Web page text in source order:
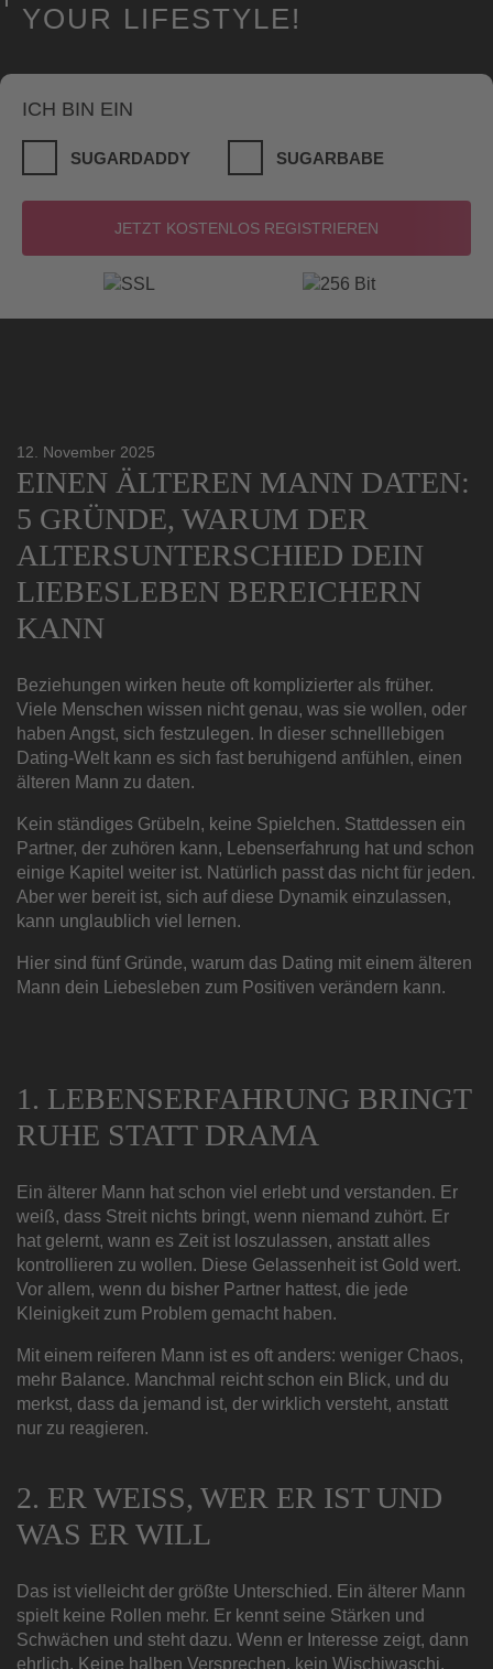
YOUR LIFESTYLE!
ICH BIN EIN
SUGARDADDY SUGARBABE
12. November 2025
EINEN ÄLTEREN MANN DATEN:
5 GRÜNDE, WARUM DER
ALTERSUNTERSCHIED DEIN
LIEBESLEBEN BEREICHERN
KANN
Beziehungen wirken heute oft komplizierter als früher.
Viele Menschen wissen nicht genau, was sie wollen, oder
haben Angst, sich festzulegen. In dieser schnelllebigen
Dating-Welt kann es sich fast beruhigend anfühlen, einen
älteren Mann zu daten.
Kein ständiges Grübeln, keine Spielchen. Stattdessen ein
Partner, der zuhören kann, Lebenserfahrung hat und schon
einige Kapitel weiter ist. Natürlich passt das nicht für jeden.
Aber wer bereit ist, sich auf diese Dynamik einzulassen,
kann unglaublich viel lernen.
Hier sind fünf Gründe, warum das Dating mit einem älteren
Mann dein Liebesleben zum Positiven verändern kann.
1. LEBENSERFAHRUNG BRINGT
RUHE STATT DRAMA
Ein älterer Mann hat schon viel erlebt und verstanden. Er
weiß, dass Streit nichts bringt, wenn niemand zuhört. Er
hat gelernt, wann es Zeit ist loszulassen, anstatt alles
kontrollieren zu wollen. Diese Gelassenheit ist Gold wert.
Vor allem, wenn du bisher Partner hattest, die jede
Kleinigkeit zum Problem gemacht haben.
Mit einem reiferen Mann ist es oft anders: weniger Chaos,
mehr Balance. Manchmal reicht schon ein Blick, und du
merkst, dass da jemand ist, der wirklich versteht, anstatt
nur zu reagieren.
2. ER WEISS, WER ER IST UND W
AS ER WILL
Das ist vielleicht der größte Unterschied. Ein älterer Mann
spielt keine Rollen mehr. Er kennt seine Stärken und
Schwächen und steht dazu. Wenn er Interesse zeigt, dann
ehrlich. Keine halben Versprechen, kein Wischiwaschi.